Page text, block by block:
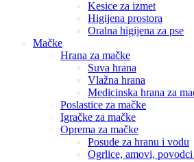
Kesice za izmet
Higijena prostora
Oralna higijena za pse
Mačke
Hrana za mačke
Suva hrana
Vlažna hrana
Medicinska hrana za
Poslastice za mačke
Igračke za mačke
Oprema za mačke
Posude za hranu i vodu
Ogrlice, amovi,